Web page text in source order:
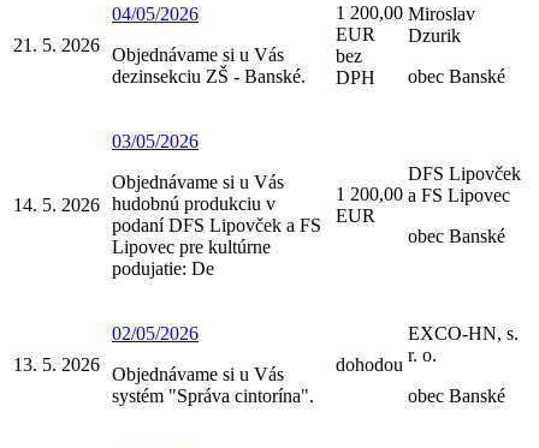
21. 5. 2026
04/05/2026
Objednávame si u Vás
dezinsekciu ZŠ - Banské.
1 200,00
EUR
bez
DPH
Miroslav
Dzurik
obec Banské
14. 5. 2026
03/05/2026
Objednávame si u Vás
hudobnú produkciu v
podaní DFS Lipovček a FS
Lipovec pre kultúrne
podujatie: De
1 200,00
EUR
DFS Lipovček
a FS Lipovec
obec Banské
13. 5. 2026
02/05/2026
Objednávame si u Vás
systém "Správa cintorína".
dohodou
EXCO-HN, s.
r. o.
obec Banské